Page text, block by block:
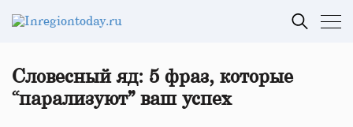
Словесный яд: 5 фраз, которые
“парализуют” ваш успех